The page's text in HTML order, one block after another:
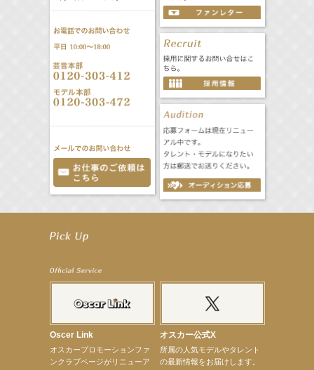
【前川泰之】舞台「グレンギャリー・グレンロス」公演詳細解禁！
【elfin’】7thシングル『全世界』がFM-UUでO.A.決定♪
【elfin’】8月16日（日）「全世界」発売記念イベント決定！
【昆虫ハンター牧田習】宝塚市立手塚治虫記念館トークショー＆宝塚文化芸術センター昆虫展示イ
【昆虫ハンター牧田習】8月13日（木）プライムツリー赤池「ふれあい昆虫フェスティバル」トーク
【井頭愛海】『小さなお葬式』TV-CM出演！
【定本楓馬】WEB DIGVII 連載企画『東京23時』に登場！
Oscer Link
オスカープロモーションファ
ンクラブページがリニューア
オスカー公式X
所属の人気モデルやタレント
の最新情報をお届けします。